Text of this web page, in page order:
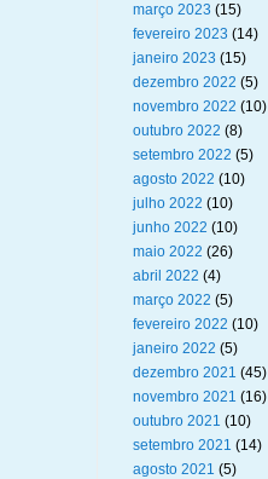
março 2023 (15)
fevereiro 2023 (14)
janeiro 2023 (15)
dezembro 2022 (5)
novembro 2022 (10)
outubro 2022 (8)
setembro 2022 (5)
agosto 2022 (10)
julho 2022 (10)
junho 2022 (10)
maio 2022 (26)
abril 2022 (4)
março 2022 (5)
fevereiro 2022 (10)
janeiro 2022 (5)
dezembro 2021 (45)
novembro 2021 (16)
outubro 2021 (10)
setembro 2021 (14)
agosto 2021 (5)